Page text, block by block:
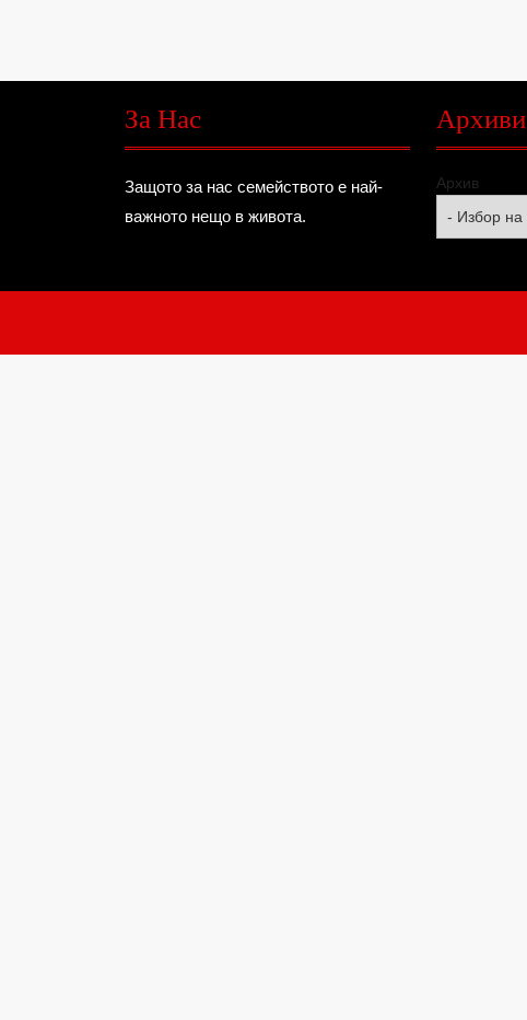
За Нас
Защото за нас семейството е най-
важното нещо в живота.
Архиви
Архив